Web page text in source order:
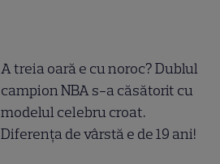
A treia oară e cu noroc? Dublul
campion NBA s-a căsătorit cu
modelul celebru croat.
Diferența de vârstă e de 19 ani!